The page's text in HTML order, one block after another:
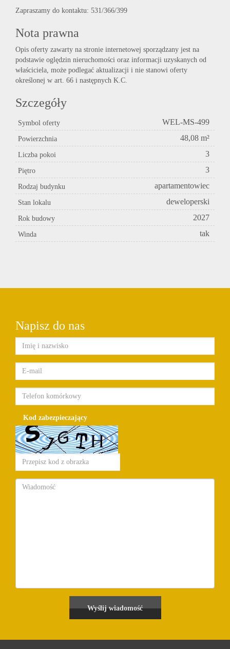
Zapraszamy do kontaktu: 531/366/399
Nota prawna
Opis oferty zawarty na stronie internetowej sporządzany jest na
podstawie oględzin nieruchomości oraz informacji uzyskanych od
właściciela, może podlegać aktualizacji i nie stanowi oferty
określonej w art. 66 i następnych K.C.
Szczegóły
Symbol oferty WEL-MS-499
Powierzchnia 48,08 m²
Liczba pokoi 3
Piętro 3
Rodzaj budynku apartamentowiec
Stan lokalu deweloperski
Rok budowy 2027
Winda tak
Napisz do nas
Kod zabezpieczający